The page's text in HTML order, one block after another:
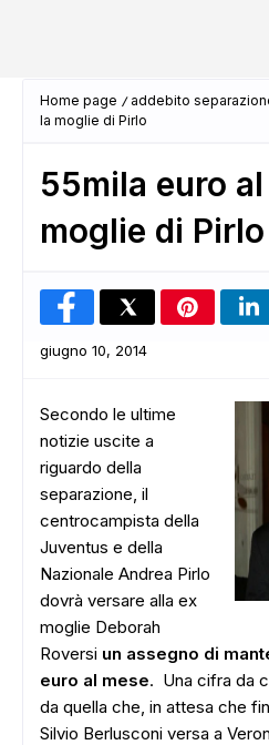
Home page addebito
la moglie di Pirlo
55mila euro
moglie di Pirlo
giugno 10, 2014
Secondo le ultime
notizie uscite a
riguardo della
separazione, il
centrocampista della
Juventus e della
Nazionale Andrea Pirlo
dovrà versare alla ex
moglie Deborah
Roversi un assegno di
euro al mese. Una cifra da
da quella che, in attesa che
Silvio Berlusconi versa a